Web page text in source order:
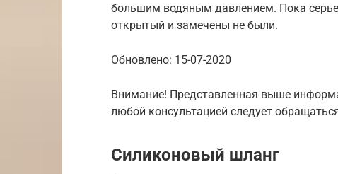
большим водяным давлением. Пока
открытый и замечены не были.
Обновлено: 15-07-2020
Внимание! Представленная выше
любой консультацией следует
Силиконовый шланг